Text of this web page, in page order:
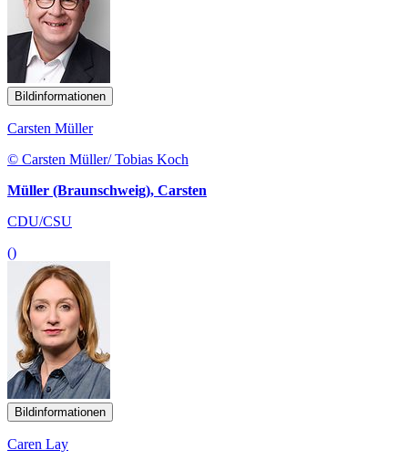
Bildinformationen
Carsten Müller
© Carsten Müller/ Tobias Koch
Müller (Braunschweig), Carsten
CDU/CSU
()
Bildinformationen
Caren Lay